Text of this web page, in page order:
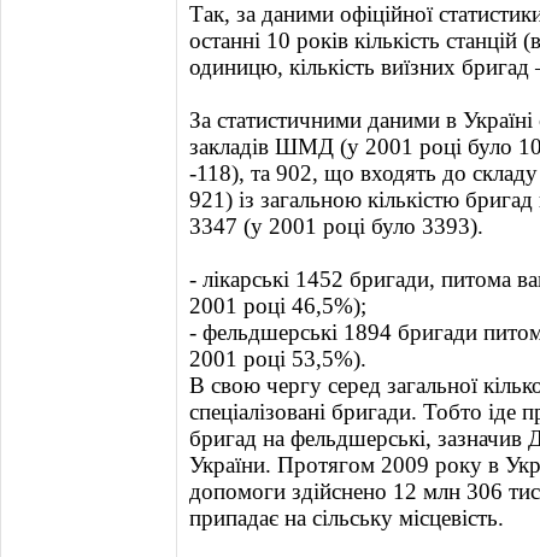
Так, за даними офіційної
останні 10 років кількість
одиницю, кількість виїзних
За статистичними даними в
закладів ШМД (у 2001 році було
-118), та 902, що входять до
921) із загальною кількістю
3347 (у 2001 році було 3393).
- лікарські 1452 бригади, питома
2001 році 46,5%);
- фельдшерські 1894 бригади
2001 році 53,5%).
В свою чергу серед загальної
спеціалізовані бригади. Тобто іде
бригад на фельдшерські,
України. Протягом 2009 року в
допомоги здійснено 12 млн 306
припадає на сільську місцевість.